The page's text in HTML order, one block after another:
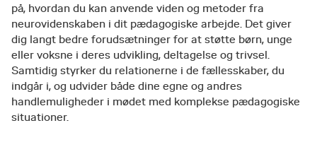
på, hvordan du kan anvende viden og metoder fra
neurovidenskaben i dit pædagogiske arbejde. Det giver
dig langt bedre forudsætninger for at støtte børn, unge
eller voksne i deres udvikling, deltagelse og trivsel.
Samtidig styrker du relationerne i de fællesskaber, du
indgår i, og udvider både dine egne og andres
handlemuligheder i mødet med komplekse pædagogiske
situationer.